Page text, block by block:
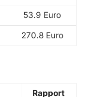
53.9 Euro
270.8 Euro
Rapport